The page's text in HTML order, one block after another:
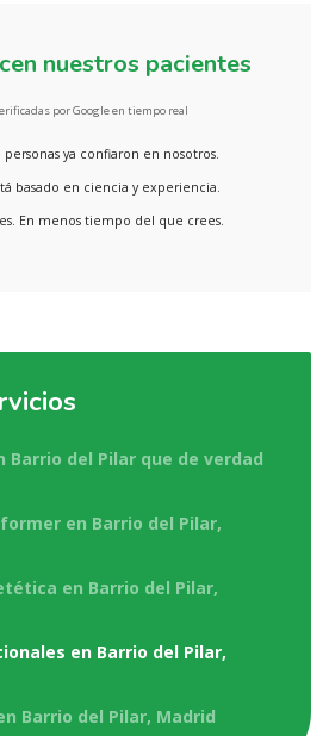
nuestros pacientes
por Google en tiempo real
personas ya confiaron en nosotros.
basado en ciencia y experiencia.
En menos tiempo del que crees.
Barrio del Pilar que de verdad
en Barrio del Pilar,
en Barrio del Pilar,
en Barrio del Pilar,
Barrio del Pilar, Madrid